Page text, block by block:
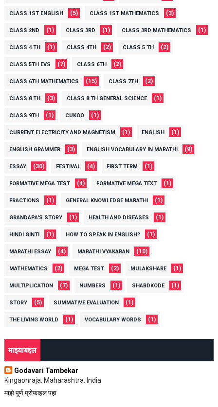
CLASS 1ST ENGLISH (5) CLASS 1ST MATHEMATICS (3)
CLASS 2ND (1) CLASS 3RD (1) CLASS 3RD MATHEMATICS (1)
CLASS 4 TH (1) CLASS 4TH (2) CLASS 5 TH (2)
CLASS 5TH EVS (7) CLASS 6TH (2)
CLASS 6TH MATHEMATICS (15) CLASS 7TH (2)
CLASS 8 TH (3) CLASS 8 TH GENERAL SCIENCE (1)
CLASS 9TH (1) CUKOO (1)
CURRENT ELECTRICITY AND MAGNETISM (1) ENGLISH (1)
ENGLISH GRAMMER (3) ENGLISH VOCABULARY IN MARATHI (9)
ESSAY (30) FESTIVAL (4) FIRST TERM (1)
FORMATIVE MEGA TEST (4) FORMATIVE MEGA TEXT (1)
FRACTIONS (1) GENERAL KNOWLEDGE MARATHI (1)
GRANDAPA'S STORY (1) HEALTH AND DISEASES (1)
HINDI GINTI (1) HOW TO SPEAK IN ENGLISH? (1)
MARATHI ESSAY (4) MARATHI VYAKARAN (10)
MATHEMATICS (2) MEGA TEST (2) MULAKSHARE (1)
MULTIPLICATION (7) NUMBERS (1) SHABDKODE (1)
STORY (5) SUMMATIVE EVALUATION (1)
THE LIVING WORLD (1) VOCABULARY WORDS (1)
माझ्याबद्दल
Godavari Tambekar
Kingaonraja, Maharashtra, India
माझे पूर्ण प्रोफाइल पहा.